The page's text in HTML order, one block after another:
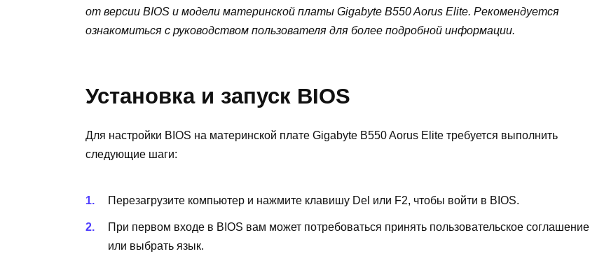
от версии BIOS и модели материнской платы Gigabyte B550 Aorus Elite. Рекомендуется
ознакомиться с руководством пользователя для более подробной информации.
Установка и запуск BIOS
Для настройки BIOS на материнской плате Gigabyte B550 Aorus Elite требуется выполнить
следующие шаги:
Перезагрузите компьютер и нажмите клавишу Del или F2, чтобы войти в BIOS.
При первом входе в BIOS вам может потребоваться принять пользовательское соглашение
или выбрать язык.